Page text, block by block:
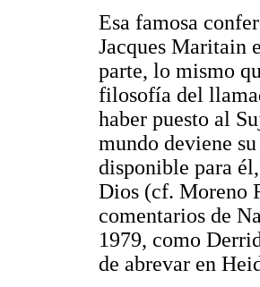
Esa famosa
Jacques Maritain
parte, lo mismo
filosofía del
haber puesto al
mundo deviene
disponible para
Dios (cf. Moreno
comentarios de
1979, como
de abrevar en